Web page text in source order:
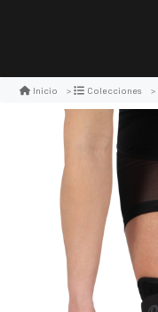
Inicio Colecciones